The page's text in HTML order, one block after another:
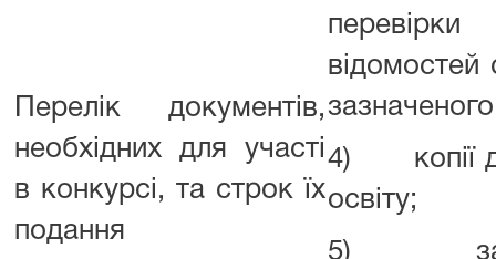
Перелік документів,
необхідних для участі
в конкурсі, та строк їх
подання
відомостей
4) копії
освіту;
5)